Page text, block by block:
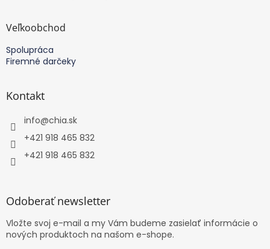
Veľkoobchod
Spolupráca
Firemné darčeky
Kontakt
info@chia.sk
+421 918 465 832
+421 918 465 832
Odoberať newsletter
Vložte svoj e-mail a my Vám budeme zasielať informácie o
nových produktoch na našom e-shope.